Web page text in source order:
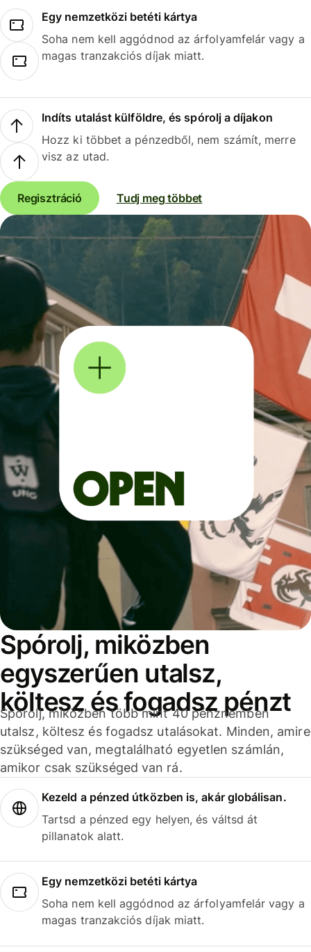
Egy nemzetközi betéti kártya
Soha nem kell aggódnod az árfolyamfelár vagy a
magas tranzakciós díjak miatt.
Indíts utalást külföldre, és spórolj a díjakon
Hozz ki többet a pénzedből, nem számít, merre
visz az utad.
Regisztráció Tudj meg többet
Spórolj, miközben
egyszerűen utalsz,
költesz és fogadsz pénzt
Spórolj, miközben több mint 40 pénznemben
utalsz, költesz és fogadsz utalásokat. Minden, amire
szükséged van, megtalálható egyetlen számlán,
amikor csak szükséged van rá.
Kezeld a pénzed útközben is, akár globálisan.
Tartsd a pénzed egy helyen, és váltsd át
pillanatok alatt.
Egy nemzetközi betéti kártya
Soha nem kell aggódnod az árfolyamfelár vagy a
magas tranzakciós díjak miatt.